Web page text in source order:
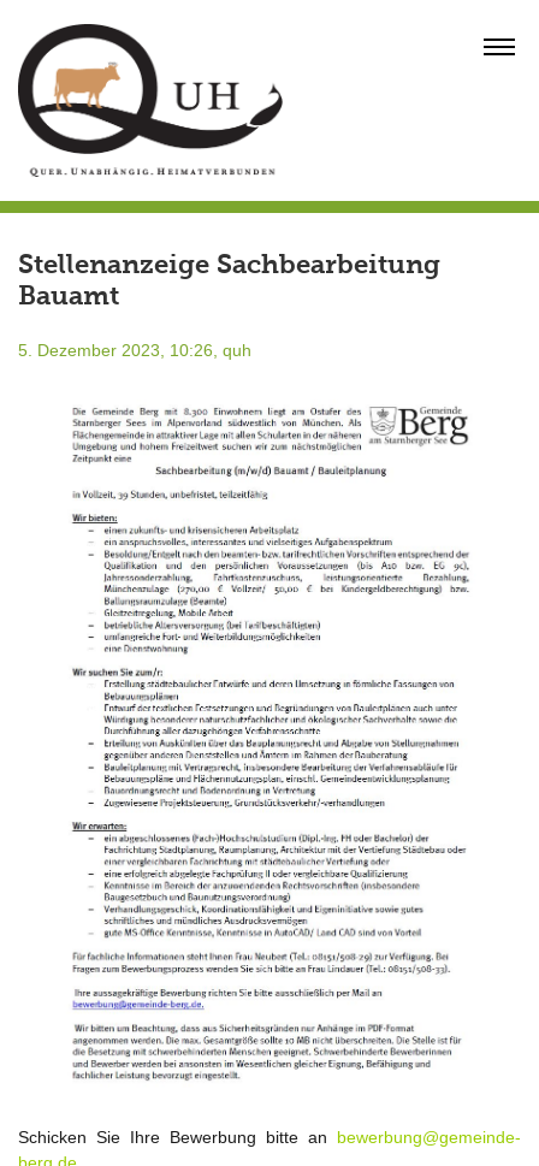
content
Stellenanzeige Sachbearbeitung
Bauamt
5. Dezember 2023, 10:26, quh
Schicken Sie Ihre Bewerbung bitte an bewerbung@gemeinde-
berg.de